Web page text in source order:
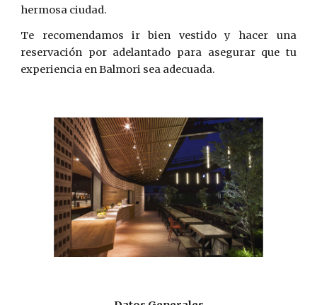
hermosa ciudad.
Te recomendamos ir bien vestido y hacer una
reservación por adelantado para asegurar que tu
experiencia en Balmori sea adecuada.